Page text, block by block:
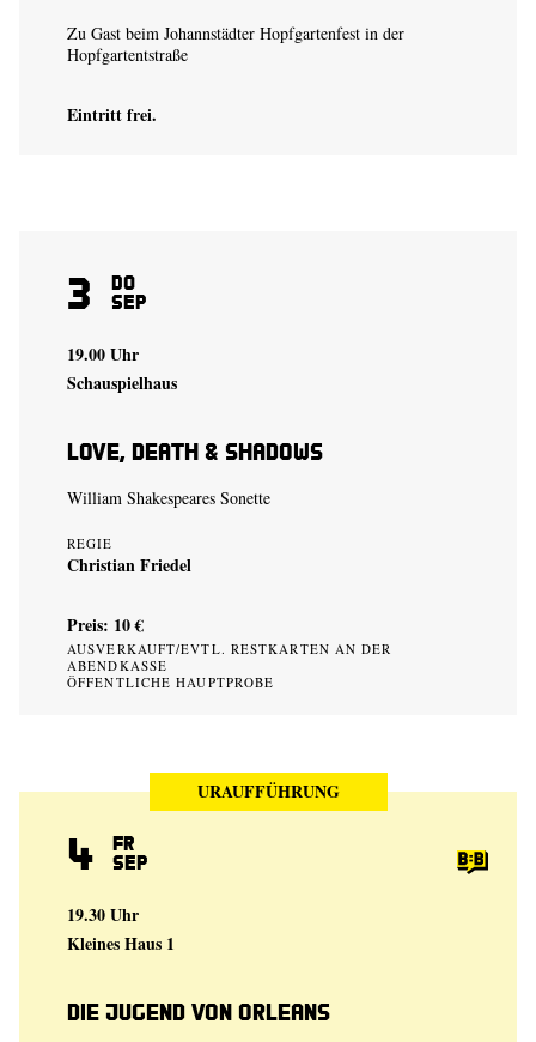
Zu Gast beim Johannstädter Hopfgartenfest in der
Hopfgartentstraße
Eintritt frei.
3 Do
Sep
19.00 Uhr
Schauspielhaus
Love, Death & Shadows
William Shakespeares Sonette
REGIE
Christian Friedel
Preis: 10 €
AUSVERKAUFT/EVTL. RESTKARTEN AN DER
ABENDKASSE
ÖFFENTLICHE HAUPTPROBE
URAUFFÜHRUNG
4 Fr
Sep
19.30 Uhr
Kleines Haus 1
Die Jugend von Orleans